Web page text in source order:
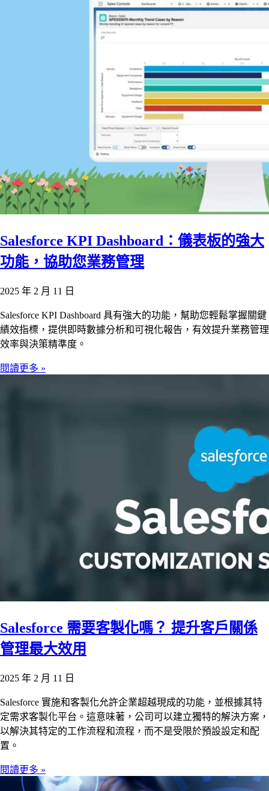
Salesforce KPI Dashboard：儀表板的強大
功能，協助您業務管理
2025 年 2 月 11 日
Salesforce KPI Dashboard 具有強大的功能，幫助您輕鬆掌握關鍵
績效指標，提供即時數據分析和可視化報告，有效提升業務管理
效率與決策精準度。
閱讀更多 »
Salesforce 需要客製化嗎？ 提升客戶關係
管理最大效用
2025 年 2 月 11 日
Salesforce 實施和客製化允許企業超越現成的功能，並根據其特
定需求客製化平台。這意味著，公司可以建立獨特的解決方案，
以解決其特定的工作流程和流程，而不是受限於預設設定和配
置。
閱讀更多 »